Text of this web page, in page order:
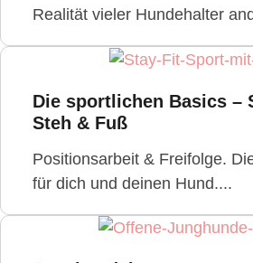
Realität vieler Hundehalter
Die sportlichen Basics –
Steh & Fuß
Positionsarbeit & Freifolge.
für dich und deinen Hund....